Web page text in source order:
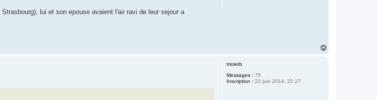
lui et son epouse avaient l'air ravi de leur sejour a
trioletb
Messages : 75
Inscription : 22 juin 2014, 22:27